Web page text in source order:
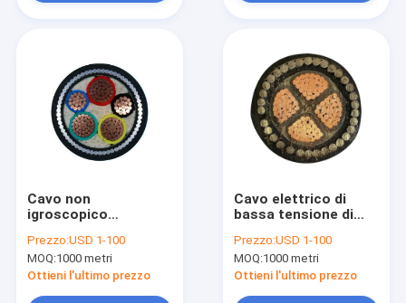
Cavo non
igroscopico
NAYRY del rame del
cavo di SWA
Prezzo:USD 1-100
MOQ:1000 metri
Ottieni l'ultimo prezzo
Cavo elettrico di
bassa tensione di
costruzione
Prezzo:USD 1-100
MOQ:1000 metri
Ottieni l'ultimo prezzo